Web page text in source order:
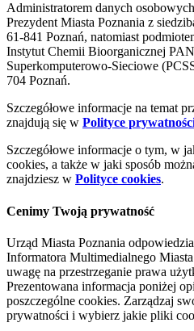
Administratorem danych
Prezydent Miasta Poznania z
61-841 Poznań, natomiast
Instytut Chemii Bioorganicznej
Superkomputerowo-Sieciowe
704 Poznań.
Szczegółowe informacje na temat
znajdują się w Polityce
Szczegółowe informacje o tym, w
cookies, a także w jaki sposób
znajdziesz w Polityce cookies.
Cenimy Twoją prywatność
Urząd Miasta Poznania
Informatora Multimedialnego
uwagę na przestrzeganie prawa
Prezentowana informacja poniżej
poszczególne cookies. Zarządzaj
prywatności i wybierz jakie pliki